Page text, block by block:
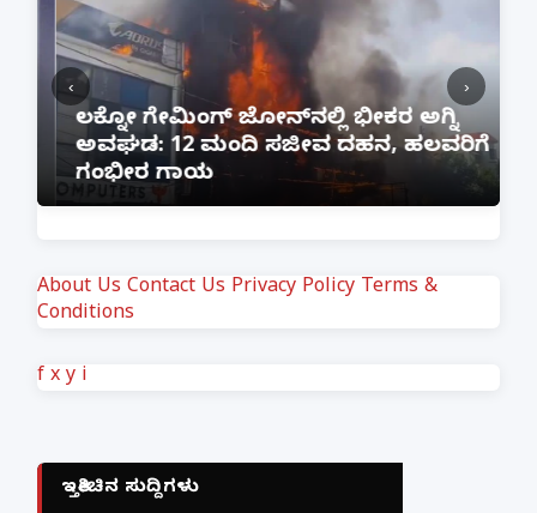
ಲಕ್ನೋ ಗೇಮಿಂಗ್ ಜೋನ್‌ನಲ್ಲಿ ಭೀಕರ ಅಗ್ನಿ
ಅವಘಡ: 12 ಮಂದಿ ಸಜೀವ ದಹನ, ಹಲವರಿಗೆ
ಗಂಭೀರ ಗಾಯ
‹ ›
About Us Contact Us Privacy Policy Terms &
Conditions
f x y i
ಇತ್ತೀಚಿನ ಸುದ್ದಿಗಳು